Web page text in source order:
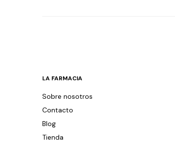
LA FARMACIA
Sobre nosotros
Contacto
Blog
Tienda